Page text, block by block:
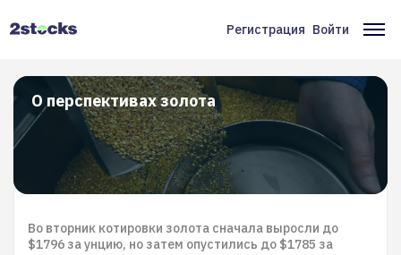
Меню
учётной
записи
пользователя
Регистрация Войти
О перспективах золота
Во вторник котировки золота сначала выросли до
$1796 за унцию, но затем опустились до $1785 за